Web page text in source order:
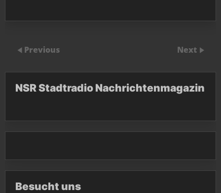
Previous Next
NSR Stadtradio Nachrichtenmagazin
Besucht uns